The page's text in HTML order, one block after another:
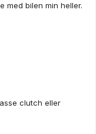
med bilen min heller.
clutch eller